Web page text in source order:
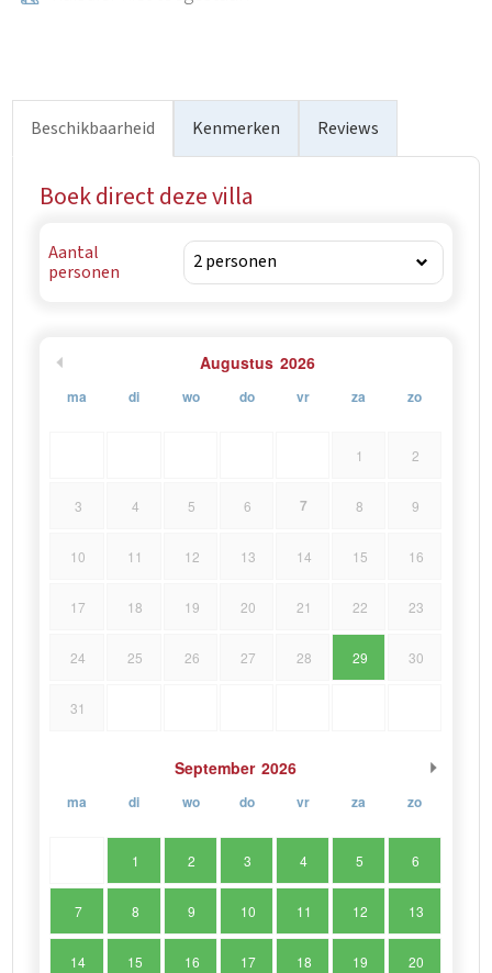
Beschikbaarheid Kenmerken Reviews
Boek direct deze villa
Aantal
personen
Augustus 2026
ma di wo do vr za zo
1 2
3 4 5 6 7 8 9
10 11 12 13 14 15 16
17 18 19 20 21 22 23
24 25 26 27 28 29 30
31
September 2026
ma di wo do vr za zo
1 2 3 4 5 6
7 8 9 10 11 12 13
14 15 16 17 18 19 20